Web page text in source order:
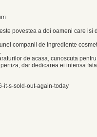
povestea a doi oameni care
companii de ingrediente
de acasa, cunoscuta
dar dedicarea ei intensa
it-s-sold-out-again-today